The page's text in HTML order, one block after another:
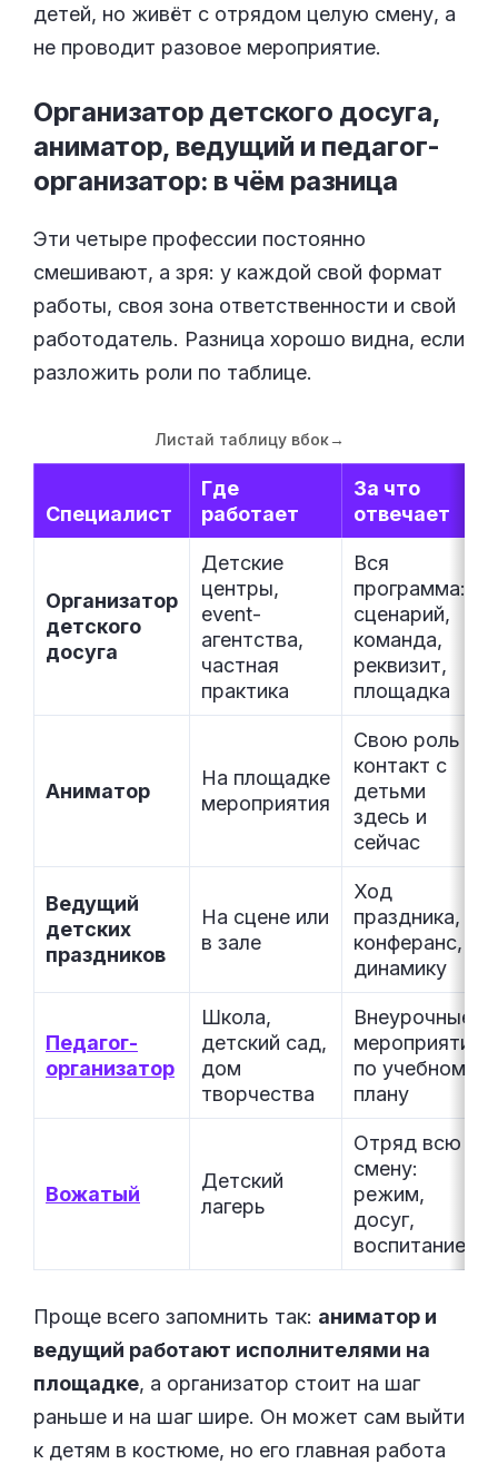
детей, но живёт с отрядом целую смену, а
не проводит разовое мероприятие.
Организатор детского досуга,
аниматор, ведущий и педагог-
организатор: в чём разница
Эти четыре профессии постоянно
смешивают, а зря: у каждой свой формат
работы, своя зона ответственности и свой
работодатель. Разница хорошо видна, если
разложить роли по таблице.
Листай таблицу вбок→
Специалист
Где
работает
За что
отвечает
Организатор
детского
досуга
Детские
центры,
event-
агентства,
частная
практика
Вся
программа:
сценарий,
команда,
реквизит,
площадка
Аниматор
На площадке
мероприятия
Свою роль и
контакт с
детьми
здесь и
сейчас
Ведущий
детских
праздников
На сцене или
в зале
Ход
праздника,
конферанс,
динамику
Педагог-
организатор
Школа,
детский сад,
дом
творчества
Внеурочные
мероприятия
по учебному
плану
Вожатый
Детский
лагерь
Отряд всю
смену:
режим,
досуг,
воспитание
Проще всего запомнить так: аниматор и
ведущий работают исполнителями на
площадке, а организатор стоит на шаг
раньше и на шаг шире. Он может сам выйти
к детям в костюме, но его главная работа